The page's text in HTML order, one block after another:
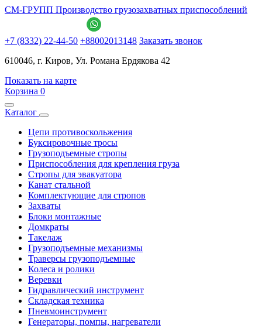
СМ-ГРУПП Производство грузозахватных приспособлений
+7 (8332) 22-44-50 +88002013148 Заказать звонок
610046, г. Киров, Ул. Романа Ердякова 42
Показать на карте
Корзина 0
Каталог
Цепи противоскольжения
Буксировочные тросы
Грузоподъемные стропы
Приспособления для крепления груза
Стропы для эвакуатора
Канат стальной
Комплектующие для стропов
Захваты
Блоки монтажные
Домкраты
Такелаж
Грузоподъемные механизмы
Траверсы грузоподъемные
Колеса и ролики
Веревки
Гидравлический инструмент
Складская техника
Пневмоинструмент
Генераторы, помпы, нагреватели